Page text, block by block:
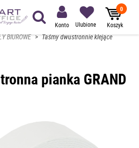
Konto Ulubione
0
Koszyk
BIUROWE > Taśmy dwustronnie klejące
pianka GRAND